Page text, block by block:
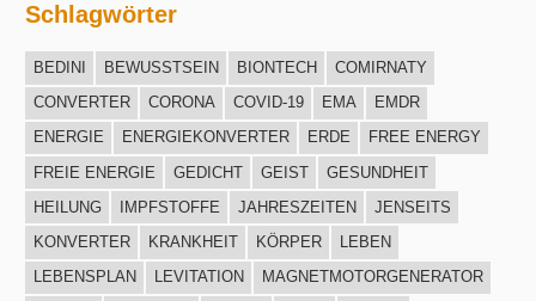
Schlagwörter
BEDINI BEWUSSTSEIN BIONTECH
COMIRNATY
CONVERTER
CORONA COVID-19 EMA
EMDR
ENERGIE
ENERGIEKONVERTER ERDE
FREE ENERGY
FREIE ENERGIE
GEDICHT GEIST
GESUNDHEIT
HEILUNG
IMPFSTOFFE JAHRESZEITEN
JENSEITS
KONVERTER
KRANKHEIT KÖRPER
LEBEN
LEBENSPLAN
LEVITATION
MAGNETMOTORGENERATOR